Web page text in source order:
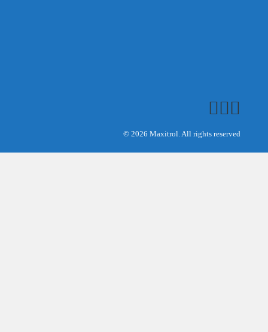
© 2026 Maxitrol. All rights reserved